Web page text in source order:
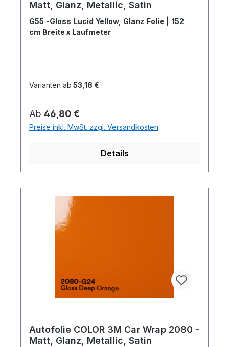
Matt, Glanz, Metallic, Satin
G55 -Gloss Lucid Yellow, Glanz Folie
152
cm Breite x Laufmeter
Varianten ab 53,18 €
Regulärer Preis:
Ab 46,80 €
Preise inkl. MwSt. zzgl. Versandkosten
Details
Autofolie COLOR 3M Car Wrap 2080 -
Matt, Glanz, Metallic, Satin